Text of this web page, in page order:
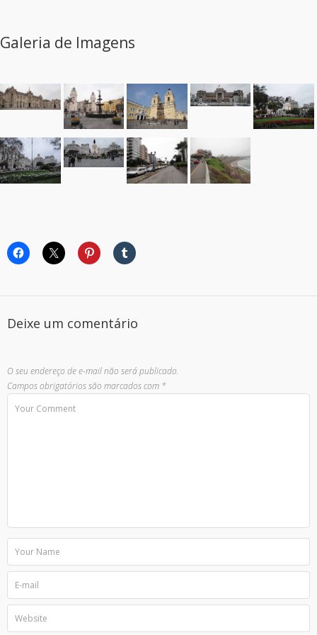
Galeria de Imagens
Deixe um comentário
O seu endereço de e-mail não será publicado.
Campos obrigatórios são marcados com *